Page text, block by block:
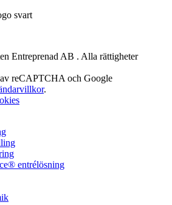
Entreprenad AB . Alla rättigheter
reCAPTCHA och Google
.
entrélösning